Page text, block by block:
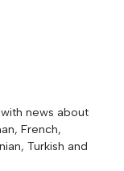
news about
French,
Turkish and